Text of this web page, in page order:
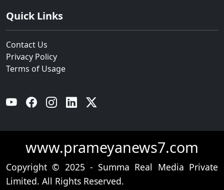
Quick Links
Contact Us
Privacy Policy
Terms of Usage
YouTube Facebook Instagram Linkedin
www.prameyanews7.com
Copyright © 2025 - Summa Real Media Private
Limited. All Rights Reserved.